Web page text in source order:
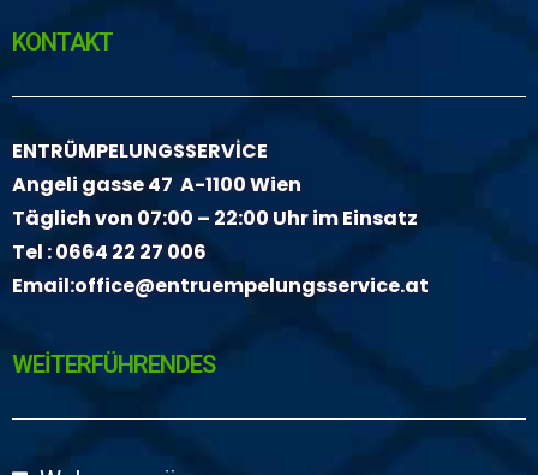
KONTAKT
ENTRÜMPELUNGSSERVİCE
Angeli gasse 47 A-1100 Wien
Täglich von 07:00 – 22:00 Uhr im Einsatz
Tel :0664 22 27 006
Email:office@entruempelungsservice.at
WEİTERFÜHRENDES